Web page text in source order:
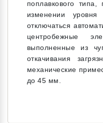
поплавкового
изменении
отключаться
центробежные
выполненные из
откачивания
механические
до 45 мм.